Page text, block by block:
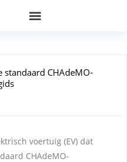
CHAdeMO-
voertuig (EV) dat
CHAdeMO-